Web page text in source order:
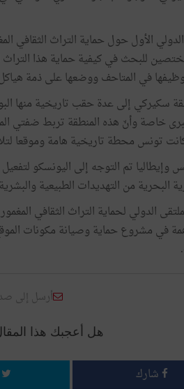
للبحث في كيفية حماية هذا
في المتاحف ووضعها على ذمة
سكيركي إلى عدة حقب تاريخية منها
خاصة وأنّ هذه المنطقة تربط ضفتي
تونس محطة تاريخية هامة وموقعا
البحرية من التهديدات الطبيعية
الدولي لحماية التراث الثقافي
في مشروع حماية وصيانة مكونات
أرسل إلى
هل أعجبك هذا
شارك